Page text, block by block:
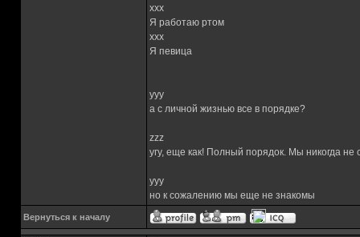
xxx
Я работаю ртом
xxx
Я певица
yyy
а с личной жизнью все в порядке?
zzz
угу, еще как! Полный порядок. Мы никогда
yyy
но к сожалению мы еще не знакомы
Вернуться к началу